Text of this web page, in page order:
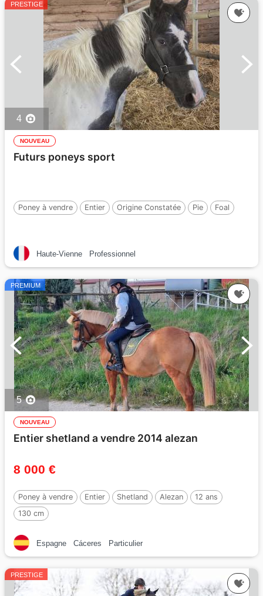
PRESTIGE
4
NOUVEAU
Futurs poneys sport
Poney à vendre Entier Origine Constatée Pie Foal
Haute-Vienne Professionnel
PREMIUM
5
NOUVEAU
Entier shetland a vendre 2014 alezan
8 000 €
Poney à vendre Entier Shetland Alezan
12 ans
130 cm
Espagne Cáceres Particulier
PRESTIGE